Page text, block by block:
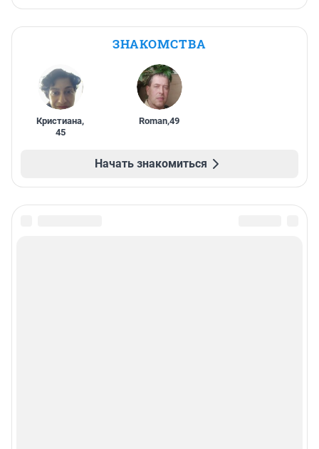
ЗНАКОМСТВА
Кристиана,
45
Roman,49
Начать знакомиться